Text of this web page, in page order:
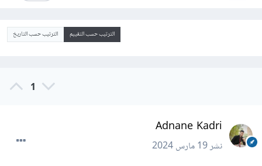
الترتيب حسب التقييم الترتيب حسب التاريخ
1
Adnane Kadri
نشر19 مارس 2024